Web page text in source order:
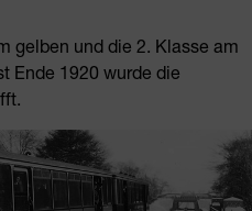
gelben und die 2. Klasse am
Ende 1920 wurde die